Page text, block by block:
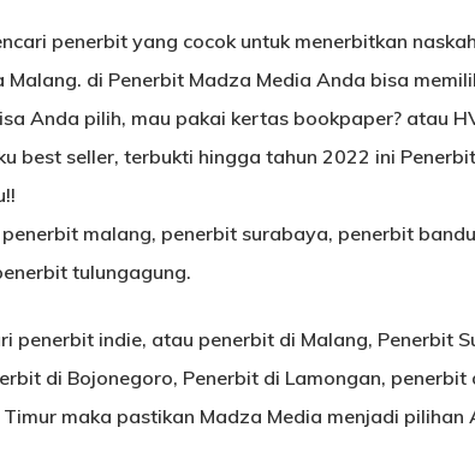
penerbit yang cocok untuk menerbitkan
di Penerbit Madza Media Anda bisa
Anda pilih, mau pakai kertas bookpaper? atau
best seller, terbukti hingga tahun 2022 ini
malang, penerbit surabaya, penerbit
tulungagung.
penerbit indie, atau penerbit di Malang, Penerbit
di Bojonegoro, Penerbit di Lamongan,
maka pastikan Madza Media menjadi pilihan